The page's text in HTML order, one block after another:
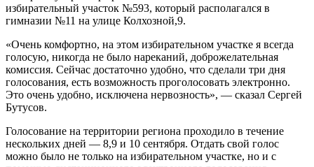
избирательный участок №593, который располагался в
гимназии №11 на улице Колхозной,9.
«Очень комфортно, на этом избирательном участке я всегда
голосую, никогда не было нареканий, доброжелательная
комиссия. Сейчас достаточно удобно, что сделали три дня
голосования, есть возможность проголосовать электронно.
Это очень удобно, исключена нервозность», — сказал Сергей
Бутусов.
Голосование на территории региона проходило в течение
нескольких дней — 8,9 и 10 сентября. Отдать свой голос
можно было не только на избирательном участке, но и с